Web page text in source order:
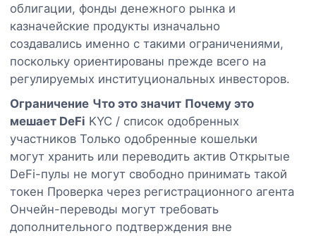
облигации, фонды денежного рынка и
казначейские продукты изначально
создавались именно с такими ограничениями,
поскольку ориентированы прежде всего на
регулируемых институциональных инвесторов.
Ограничение Что это значит Почему это
мешает DeFi KYC / список одобренных
участников Только одобренные кошельки
могут хранить или переводить актив Открытые
DeFi-пулы не могут свободно принимать такой
токен Проверка через регистрационного агента
Ончейн-переводы могут требовать
дополнительного подтверждения вне